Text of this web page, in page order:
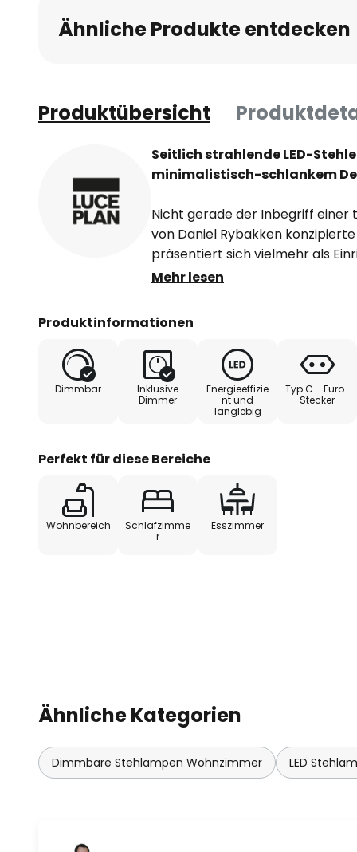
Ähnliche Produkte entdecken
Produktübersicht
Seitlich strahlende LED-
minimalistisch-schlankem
Nicht gerade der Inbegriff einer
von Daniel Rybakken
präsentiert sich vielmehr als
puristischem Charakter, sodass
der Stehleuchte strebt ein
Seite integrierten LEDs beinahe
warmweiße Licht tritt nur zu
sorgt bei entsprechender
angenehme, indirekte
- mit Fußdimmer auf dem
Mehr lesen
Produktinformationen
Dimmbar
Inklusive
Dimmer
Energieeffizie
nt und
langlebig
Typ C - Euro-
Stecker
Perfekt für diese Bereiche
Wohnbereich
Schlafzimme
r
Esszimmer
Ähnliche Kategorien
Dimmbare Stehlampen Wohnzimmer LED